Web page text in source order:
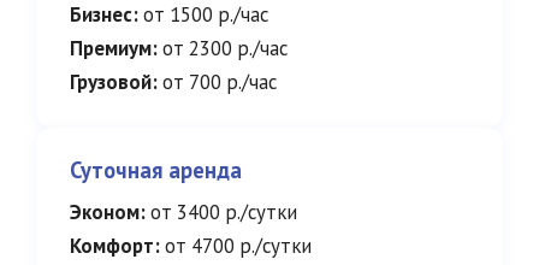
Бизнес:от 1500 р./час
Премиум:от 2300 р./час
Грузовой:от 700 р./час
Суточная аренда
Эконом:от 3400 р./сутки
Комфорт:от 4700 р./сутки